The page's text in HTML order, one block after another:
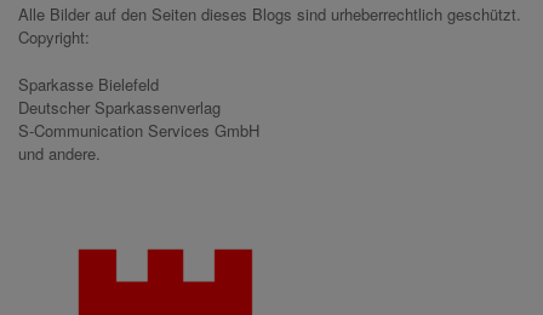
Alle Bilder auf den Seiten dieses Blogs sind urheberrechtlich geschützt.
Copyright:
Sparkasse Bielefeld
Deutscher Sparkassenverlag
S-Communication Services GmbH
und andere.